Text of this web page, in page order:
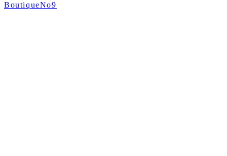
BoutiqueNo9